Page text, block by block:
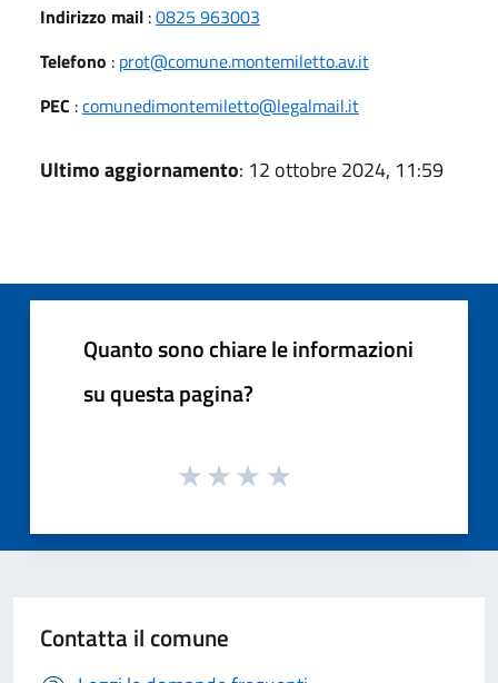
Indirizzo mail :0825 963003
Telefono : prot@comune.montemiletto.av.it
PEC :comunedimontemiletto@legalmail.it
Ultimo aggiornamento: 12 ottobre 2024, 11:59
Quanto sono chiare le informazioni
su questa pagina?
Contatta il comune